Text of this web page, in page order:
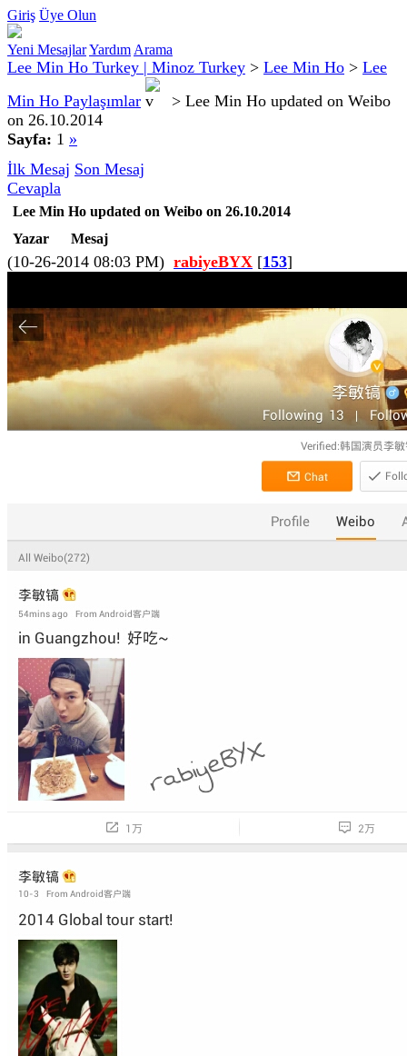
Giriş Üye Olun
Yeni MesajlarYardım Arama
Lee Min Ho Turkey | Minoz Turkey > Lee Min Ho > Lee
Min Ho Paylaşımlar
> Lee Min Ho updated on Weibo
on 26.10.2014
Sayfa: 1 »
İlk Mesaj Son Mesaj
Cevapla
Lee Min Ho updated on Weibo on 26.10.2014
Yazar
Mesaj
(10-26-2014 08:03 PM) rabiyeBYX [153]